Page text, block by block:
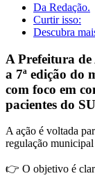
Da Redação.
Curtir isso:
Descubra
A Prefeitura de
a 7ª edição do
com foco em
pacientes do
A ação é voltada
regulação
👉 O objetivo é